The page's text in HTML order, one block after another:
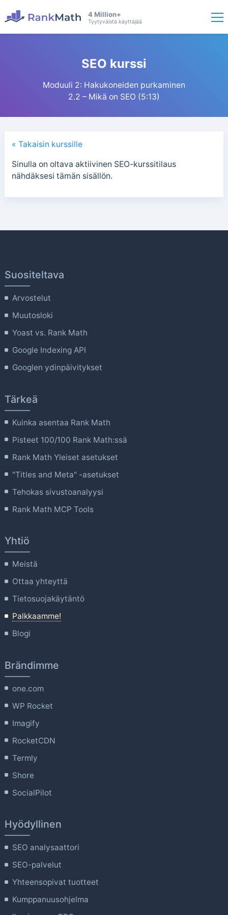
4 Million+
Tyytyväistä käyttäjää
SEO kurssi
Moduuli 2: Hakukoneiden purkaminen
2.2 – Mikä on SEO (5:13)
« Takaisin kurssille
Sinulla on oltava aktiivinen SEO-kurssitilaus
nähdäksesi tämän sisällön.
Suositeltava
Arvostelut
Muutosloki
Yoast vs. Rank Math
Google Indexing API
Googlen ydinpäivitykset
Tärkeä
Kuinka asentaa Rank Math
Pisteet 100/100 Rank Math:ssä
Rank Math Yleiset asetukset
"Titles and Meta" -asetukset
Tehokas sivustoanalyysi
Rank Math MCP Tools
Yhtiö
Meistä
Ottaa yhteyttä
Tietosuojakäytäntö
Palkkaamme!
Blogi
Brändimme
one.com
WP Rocket
Imagify
RocketCDN
Termly
Shore
SocialPilot
Hyödyllinen
SEO analysaattori
SEO-palvelut
Yhteensopivat tuotteet
Kumppanuusohjelma